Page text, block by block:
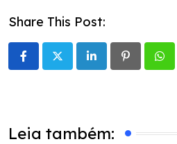
Share This Post:
LinkedInPinterest
Leia também: